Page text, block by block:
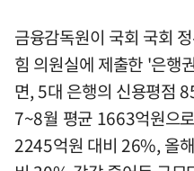
금융감독원이 국회 국회
힘 의원실에 제출한 '은행
면, 5대 은행의 신용평점
7~8월 평균 1663억원으
2245억원 대비 26%, 올